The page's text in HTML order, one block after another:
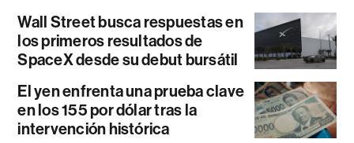
Wall Street busca respuestas en
los primeros resultados de
SpaceX desde su debut bursátil
El yen enfrenta una prueba clave
en los 155 por dólar tras la
intervención histórica